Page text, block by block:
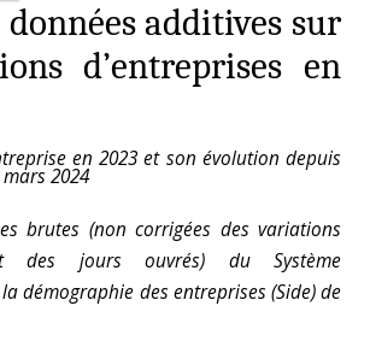
données additives sur
d’entreprises en
en 2023 et son évolution depuis
2024
brutes (non corrigées des variations
des jours ouvrés) du Système
démographie des entreprises (Side) de